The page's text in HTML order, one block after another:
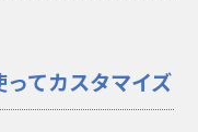
ってカスタマイズ